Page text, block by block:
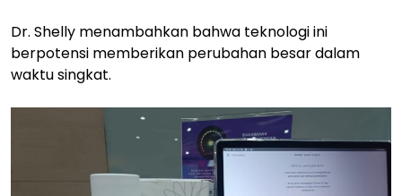
Dr. Shelly menambahkan bahwa teknologi ini
berpotensi memberikan perubahan besar dalam
waktu singkat.